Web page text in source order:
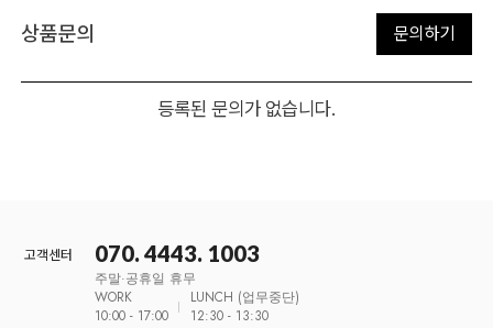
상품문의 문의하기
등록된 문의가 없습니다.
고객센터 070. 4443. 1003
주말·공휴일 휴무
WORK
10:00 - 17:00
LUNCH (업무중단)
12:30 - 13:30